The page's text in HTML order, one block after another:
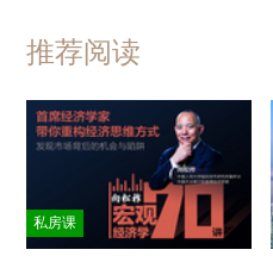
推荐阅读
私房课